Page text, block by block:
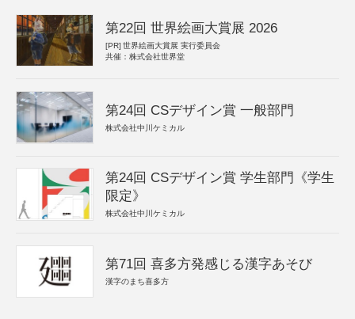
第22回 世界絵画大賞展 2026
[PR] 世界絵画大賞展 実行委員会
共催：株式会社世界堂
第24回 CSデザイン賞 一般部門
株式会社中川ケミカル
第24回 CSデザイン賞 学生部門《学生
限定》
株式会社中川ケミカル
第71回 喜多方発感じる漢字あそび
漢字のまち喜多方